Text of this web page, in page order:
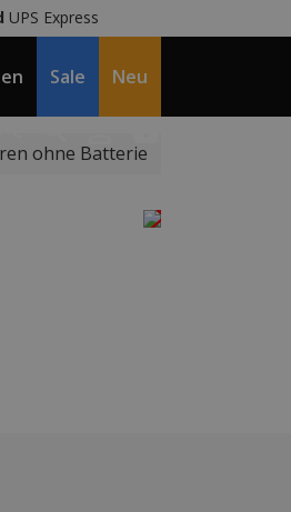
UPS Express
Sale Neu
ohne Batterie